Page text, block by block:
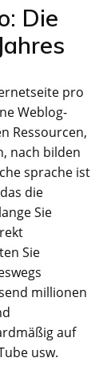
Die
pro
Weblog-
Ressourcen,
nach bilden
sprache ist
die
Sie
Sie
millionen
auf
usw.